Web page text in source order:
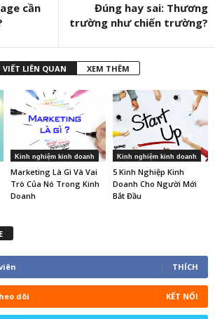
cần
Đúng hay sai: Thương
trường như chiến trường?
VIẾT LIÊN QUAN XEM THÊM
Kinh nghiệm kinh doanh
Marketing Là Gì Và Vai
Trò Của Nó Trong Kinh
Doanh
Kinh nghiệm kinh doanh
5 Kinh Nghiệp Kinh
Doanh Cho Người Mới
Bắt Đầu
THÍCH
dõi KẾT NỐI